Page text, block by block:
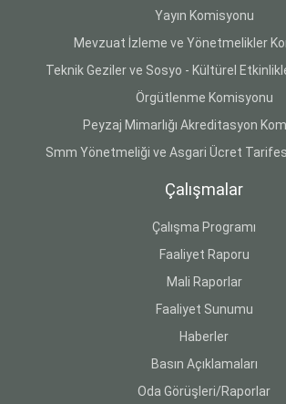
Yayın Komisyonu
Mevzuat İzleme ve Yönetmelikler
Teknik Geziler ve Sosyo - Kültürel
Örgütlenme Komisyonu
Peyzaj Mimarlığı Akreditasyon
Smm Yönetmeliği ve Asgari Ücret
Çalışmalar
Çalışma Programı
Faaliyet Raporu
Mali Raporlar
Faaliyet Sunumu
Haberler
Basın Açıklamaları
Oda Görüşleri/Raporlar